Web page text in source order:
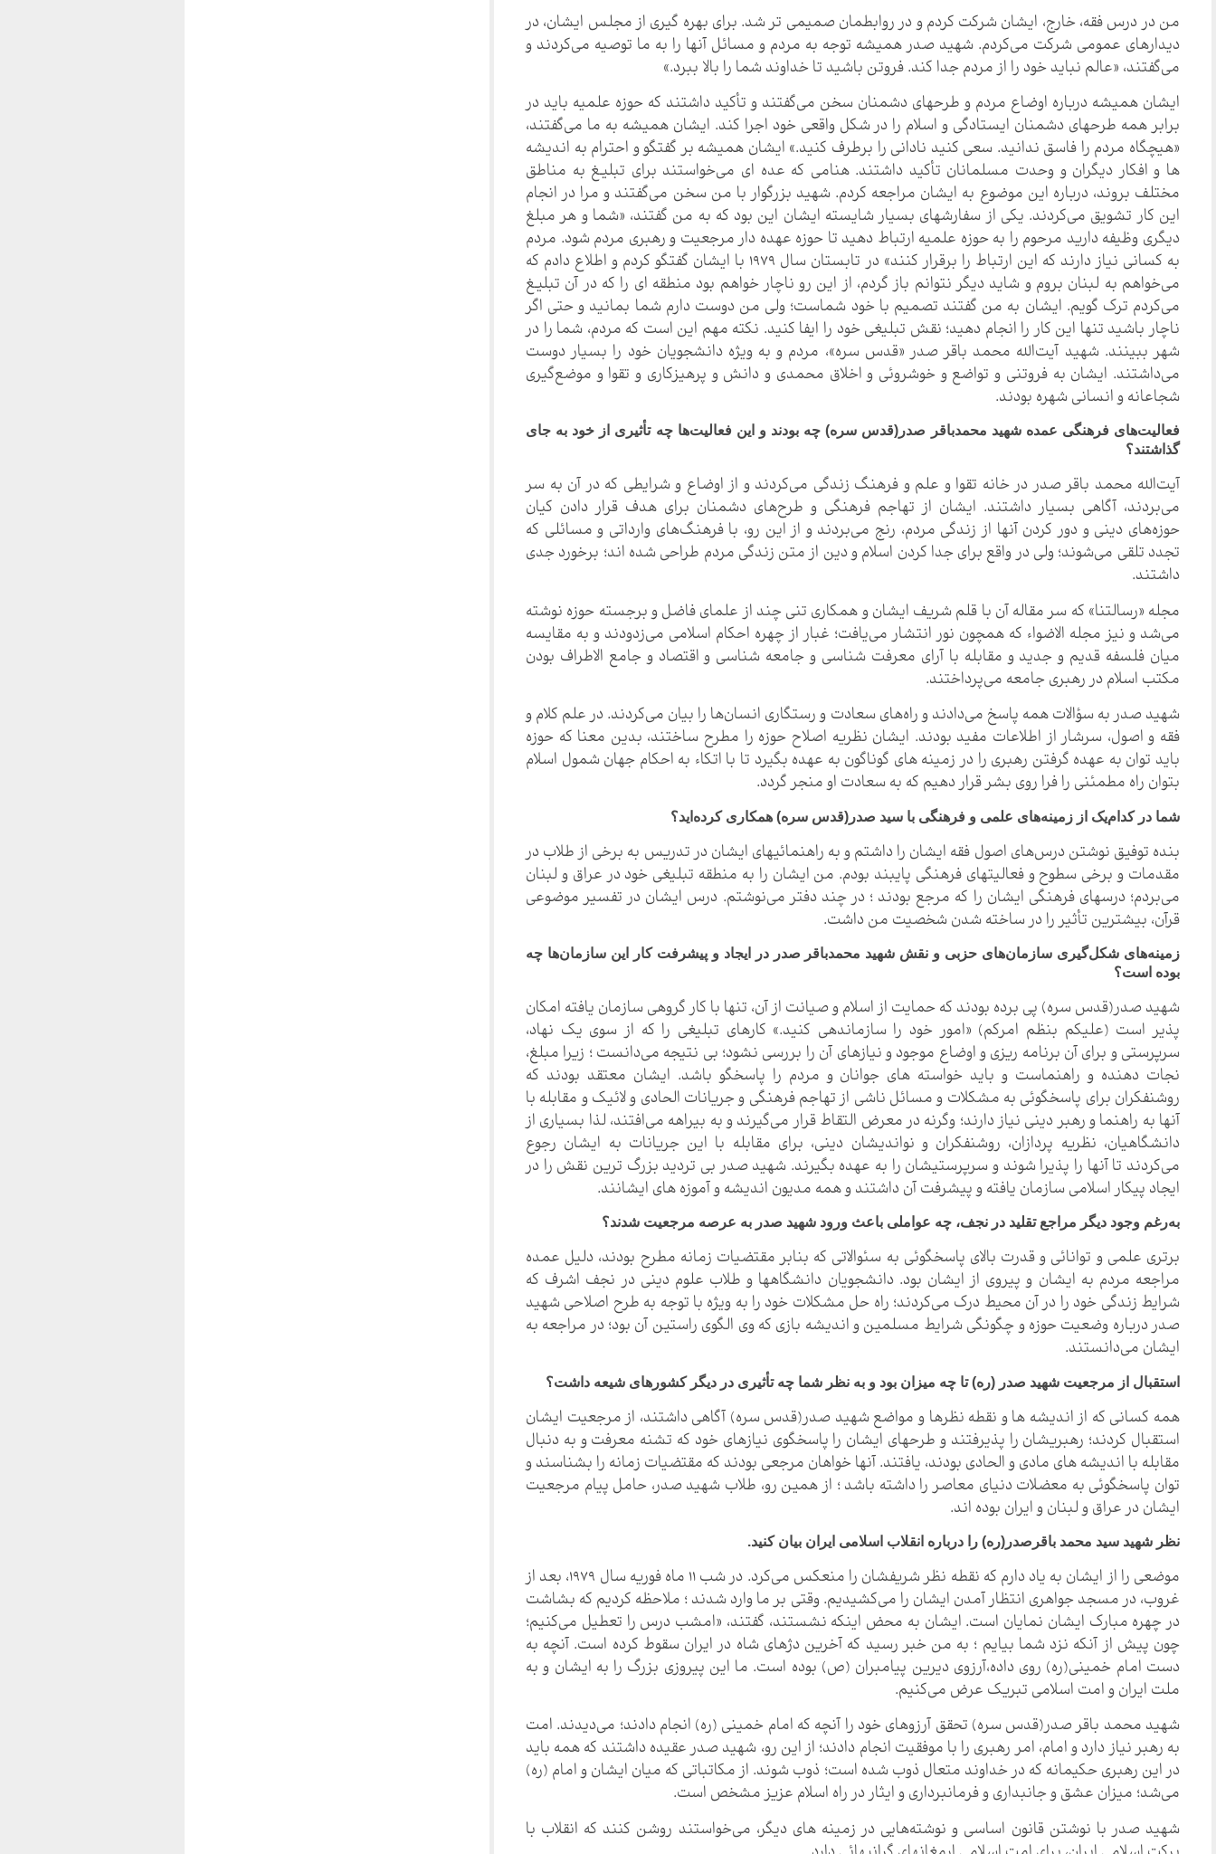
من در درس فقه، خارج، ایشان شرکت کردم و در روابطمان صمیمی تر شد. برای بهره گیری از مجلس ایشان، در
دیدارهای عمومی شرکت می‌کردم. شهید صدر همیشه توجه به مردم و مسائل آنها را به ما توصیه می‌کردند و
می‌گفتند، «عالم نباید خود را از مردم جدا کند. فروتن باشید تا خداوند شما را بالا ببرد.»
ایشان همیشه درباره اوضاع مردم و طرحهای دشمنان سخن می‌گفتند و تأکید داشتند که حوزه علمیه باید در
برابر همه طرحهای دشمنان ایستادگی و اسلام را در شکل واقعی خود اجرا کند. ایشان همیشه به ما می‌گفتند،
«هیچگاه مردم را فاسق ندانید. سعی کنید نادانی را برطرف کنید.» ایشان همیشه بر گفتگو و احترام به اندیشه
ها و افکار دیگران و وحدت مسلمانان تأکید داشتند. هنامی که عده ای می‌خواستند برای تبلیغ به مناطق
مختلف بروند، درباره این موضوع به ایشان مراجعه کردم. شهید بزرگوار با من سخن می‌گفتند و مرا در انجام
این کار تشویق می‌کردند. یکی از سفارشهای بسیار شایسته ایشان این بود که به من گفتند، «شما و هر مبلغ
دیگری وظیفه دارید مرحوم را به حوزه علمیه ارتباط دهید تا حوزه عهده دار مرجعیت و رهبری مردم شود. مردم
به کسانی نیاز دارند که این ارتباط را برقرار کنند» در تابستان سال ۱۹۷۹ با ایشان گفتگو کردم و اطلاع دادم که
می‌خواهم به لبنان بروم و شاید دیگر نتوانم باز گردم، از این رو ناچار خواهم بود منطقه ای را که در آن تبلیغ
می‌کردم ترک گویم. ایشان به من گفتند تصمیم با خود شماست؛ ولی من دوست دارم شما بمانید و حتی اگر
ناچار باشید تنها این کار را انجام دهید؛ نقش تبلیغی خود را ایفا کنید. نکته مهم این است که مردم، شما را در
شهر ببینند. شهید آیت‌الله محمد باقر صدر «قدس سره»، مردم و به ویژه دانشجویان خود را بسیار دوست
می‌داشتند. ایشان به فروتنی و تواضع و خوشروئی و اخلاق محمدی و دانش و پرهیزکاری و تقوا و موضع‌گیری
شجاعانه و انسانی شهره بودند.
فعالیت‌های فرهنگی عمده شهید محمدباقر صدر(قدس سره) چه بودند و این فعالیت‌ها چه تأثیری از خود به جای
گذاشتند؟
آیت‌الله محمد باقر صدر در خانه تقوا و علم و فرهنگ زندگی می‌کردند و از اوضاع و شرایطی که در آن به سر
می‌بردند، آگاهی بسیار داشتند. ایشان از تهاجم فرهنگی و طرح‌های دشمنان برای هدف قرار دادن کیان
حوزه‌های دینی و دور کردن آنها از زندگی مردم، رنج می‌بردند و از این رو، با فرهنگ‌های وارداتی و مسائلی که
تجدد تلقی می‌شوند؛ ولی در واقع برای جدا کردن اسلام و دین از متن زندگی مردم طراحی شده اند؛ برخورد جدی
داشتند.
مجله «رسالتنا» که سر مقاله آن با قلم شریف ایشان و همکاری تنی چند از علمای فاضل و برجسته حوزه نوشته
می‌شد و نیز مجله الاضواء که همچون نور انتشار می‌یافت؛ غبار از چهره احکام اسلامی می‌زدودند و به مقایسه
میان فلسفه قدیم و جدید و مقابله با آرای معرفت شناسی و جامعه شناسی و اقتصاد و جامع الاطراف بودن
مکتب اسلام در رهبری جامعه می‌پرداختند.
شهید صدر به سؤالات همه پاسخ می‌دادند و راه‌های سعادت و رستگاری انسان‌ها را بیان می‌کردند. در علم کلام و
فقه و اصول، سرشار از اطلاعات مفید بودند. ایشان نظریه اصلاح حوزه را مطرح ساختند، بدین معنا که حوزه
باید توان به عهده گرفتن رهبری را در زمینه های گوناگون به عهده بگیرد تا با اتکاء به احکام جهان شمول اسلام
بتوان راه مطمئنی را فرا روی بشر قرار دهیم که به سعادت او منجر گردد.
شما در کدام‌یک از زمینه‌های علمی و فرهنگی با سید صدر(قدس سره) همکاری کرده‌اید؟
بنده توفیق نوشتن درس‌های اصول فقه ایشان را داشتم و به راهنمائیهای ایشان در تدریس به برخی از طلاب در
مقدمات و برخی سطوح و فعالیتهای فرهنگی پایبند بودم. من ایشان را به منطقه تبلیغی خود در عراق و لبنان
می‌بردم؛ درسهای فرهنگی ایشان را که مرجع بودند ؛ در چند دفتر می‌نوشتم. درس ایشان در تفسیر موضوعی
قرآن، بیشترین تأثیر را در ساخته شدن شخصیت من داشت.
زمینه‌های شکل‌گیری سازمان‌های حزبی و نقش شهید محمدباقر صدر در ایجاد و پیشرفت کار این سازمان‌ها چه
بوده است؟
شهید صدر(قدس سره) پی برده بودند که حمایت از اسلام و صیانت از آن، تنها با کار گروهی سازمان یافته امکان
پذیر است (علیکم بنظم امرکم) «امور خود را سازماندهی کنید.» کارهای تبلیغی را که از سوی یک نهاد،
سرپرستی و برای آن برنامه ریزی و اوضاع موجود و نیازهای آن را بررسی نشود؛ بی نتیجه می‌دانست ؛ زیرا مبلغ،
نجات دهنده و راهنماست و باید خواسته های جوانان و مردم را پاسخگو باشد. ایشان معتقد بودند که
روشنفکران برای پاسخگوئی به مشکلات و مسائل ناشی از تهاجم فرهنگی و جریانات الحادی و لائیک و مقابله با
آنها به راهنما و رهبر دینی نیاز دارند؛ وگرنه در معرض التقاط قرار می‌گیرند و به بیراهه می‌افتند، لذا بسیاری از
دانشگاهیان، نظریه پردازان، روشنفکران و نواندیشان دینی، برای مقابله با این جریانات به ایشان رجوع
می‌کردند تا آنها را پذیرا شوند و سرپرستیشان را به عهده بگیرند. شهید صدر بی تردید بزرگ ترین نقش را در
ایجاد پیکار اسلامی سازمان یافته و پیشرفت آن داشتند و همه مدیون اندیشه و آموزه های ایشانند.
به‌رغم وجود دیگر مراجع تقلید در نجف، چه عواملی باعث ورود شهید صدر به عرصه مرجعیت شدند؟
برتری علمی و توانائی و قدرت بالای پاسخگوئی به سئوالاتی که بنابر مقتضیات زمانه مطرح بودند، دلیل عمده
مراجعه مردم به ایشان و پیروی از ایشان بود. دانشجویان دانشگاهها و طلاب علوم دینی در نجف اشرف که
شرایط زندگی خود را در آن محیط درک می‌کردند؛ راه حل مشکلات خود را به ویژه با توجه به طرح اصلاحی شهید
صدر درباره وضعیت حوزه و چگونگی شرایط مسلمین و اندیشه بازی که وی الگوی راستین آن بود؛ در مراجعه به
ایشان می‌دانستند.
استقبال از مرجعیت شهید صدر (ره) تا چه میزان بود و به نظر شما چه تأثیری در دیگر کشورهای شیعه داشت؟
همه کسانی که از اندیشه ها و نقطه نظرها و مواضع شهید صدر(قدس سره) آگاهی داشتند، از مرجعیت ایشان
استقبال کردند؛ رهبریشان را پذیرفتند و طرحهای ایشان را پاسخگوی نیازهای خود که تشنه معرفت و به دنبال
مقابله با اندیشه های مادی و الحادی بودند، یافتند. آنها خواهان مرجعی بودند که مقتضیات زمانه را بشناسند و
توان پاسخگوئی به معضلات دنیای معاصر را داشته باشد ؛ از همین رو، طلاب شهید صدر، حامل پیام مرجعیت
ایشان در عراق و لبنان و ایران بوده اند.
نظر شهید سید محمد باقرصدر(ره) را درباره انقلاب اسلامی ایران بیان کنید.
موضعی را از ایشان به یاد دارم که نقطه نظر شریفشان را منعکس می‌کرد. در شب ۱۱ ماه فوریه سال ۱۹۷۹، بعد از
غروب، در مسجد جواهری انتظار آمدن ایشان را می‌کشیدیم. وقتی بر ما وارد شدند ؛ ملاحظه کردیم که بشاشت
در چهره مبارک ایشان نمایان است. ایشان به محض اینکه نشستند، گفتند، «امشب درس را تعطیل می‌کنیم؛
چون پیش از آنکه نزد شما بیایم ؛ به من خبر رسید که آخرین دژهای شاه در ایران سقوط کرده است. آنچه به
دست امام خمینی(ره) روی داده،آرزوی دیرین پیامبران (ص) بوده است. ما این پیروزی بزرگ را به ایشان و به
ملت ایران و امت اسلامی تبریک عرض می‌کنیم.
شهید محمد باقر صدر(قدس سره) تحقق آرزوهای خود را آنچه که امام خمینی (ره) انجام دادند؛ می‌دیدند. امت
به رهبر نیاز دارد و امام، امر رهبری را با موفقیت انجام دادند؛ از این رو، شهید صدر عقیده داشتند که همه باید
در این رهبری حکیمانه که در خداوند متعال ذوب شده است؛ ذوب شوند. از مکاتباتی که میان ایشان و امام (ره)
می‌شد؛ میزان عشق و جانبداری و فرمانبرداری و ایثار در راه اسلام عزیز مشخص است.
شهید صدر با نوشتن قانون اساسی و نوشته‌هایی در زمینه های دیگر، می‌خواستند روشن کنند که انقلاب با